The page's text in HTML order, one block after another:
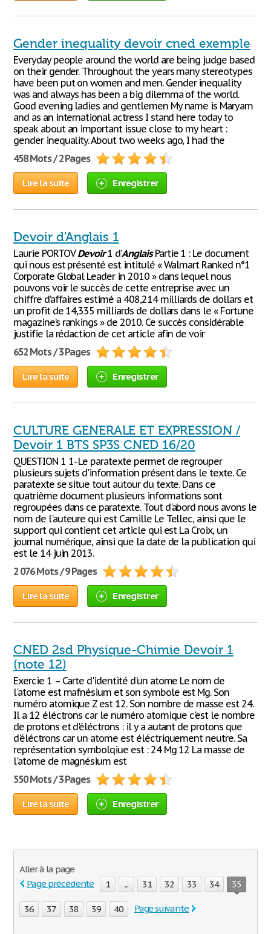
Gender inequality devoir cned exemple
Everyday people around the world are being judge based
on their gender. Throughout the years many stereotypes
have been put on women and men. Gender inequality
was and always has been a big dilemma of the world.
Good evening ladies and gentlemen My name is Maryam
and as an international actress I stand here today to
speak about an important issue close to my heart :
gender inequality. About two weeks ago, I had the
458 Mots / 2 Pages
Lire la suite Enregistrer
Devoir d'Anglais 1
Laurie PORTOVDevoir1 d’AnglaisPartie 1 : Le document
qui nous est présenté est intitulé « Walmart Ranked n°1
Corporate Global Leader in 2010 » dans lequel nous
pouvons voir le succès de cette entreprise avec un
chiffre d’affaires estimé a 408,214 milliards de dollars et
un profit de 14,335 milliards de dollars dans le « Fortune
magazine’s rankings » de 2010. Ce succès considérable
justifie la rédaction de cet article afin de voir
652 Mots / 3 Pages
Lire la suite Enregistrer
CULTURE GENERALE ET EXPRESSION /
Devoir 1 BTS SP3S CNED 16/20
QUESTION 1 1- Le paratexte permet de regrouper
plusieurs sujets d'information présent dans le texte. Ce
paratexte se situe tout autour du texte. Dans ce
quatrième document plusieurs informations sont
regroupées dans ce paratexte. Tout d'abord nous avons le
nom de l'auteure qui est Camille Le Tellec, ainsi que le
support qui contient cet article qui est La Croix, un
journal numérique, ainsi que la date de la publication qui
est le 14 juin 2013.
2 076 Mots / 9 Pages
Lire la suite Enregistrer
CNED 2sd Physique-Chimie Devoir 1
(note 12)
Exercie 1 – Carte d'identité d'un atome Le nom de
l'atome est mafnésium et son symbole est Mg. Son
numéro atomique Z est 12. Son nombre de masse est 24.
Il a 12 éléctrons car le numéro atomique c'est le nombre
de protons et d'éléctrons : il y a autant de protons que
d'éléctrons car un atome est éléctriquement neutre. Sa
représentation symbolqiue est : 24 Mg 12 La masse de
l'atome de magnésium est
550 Mots / 3 Pages
Lire la suite Enregistrer
Aller à la page
Page précédente
1 ... 31 32 33 34 35
36 37 38 39 40 Page suivante